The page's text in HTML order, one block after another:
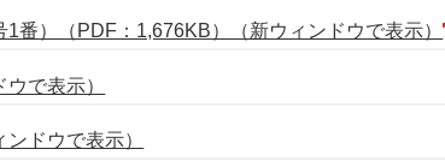
番）（PDF：1,676KB）（新ウィンドウで表示）
で表示）
ドウで表示）